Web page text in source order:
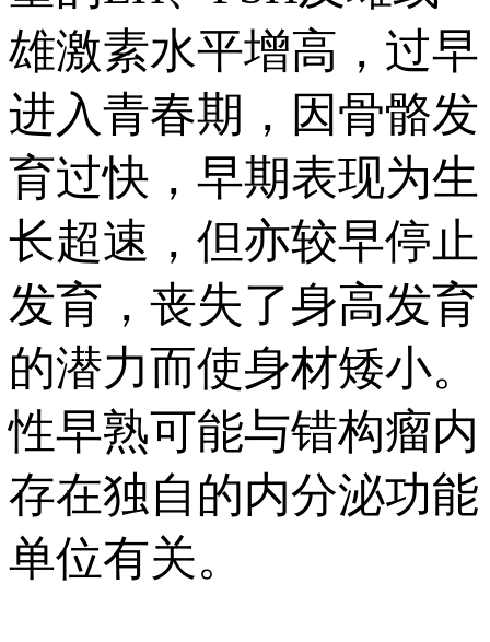
雄激素水平增高，过早
进入青春期，因骨骼发
育过快，早期表现为生
长超速，但亦较早停止
发育，丧失了身高发育
的潜力而使身材矮小。
性早熟可能与错构瘤内
存在独自的内分泌功能
单位有关。